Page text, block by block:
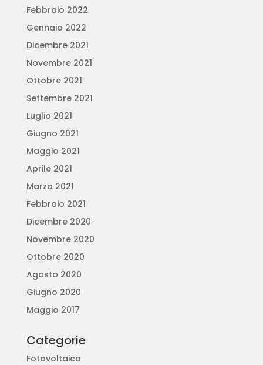
Febbraio 2022
Gennaio 2022
Dicembre 2021
Novembre 2021
Ottobre 2021
Settembre 2021
Luglio 2021
Giugno 2021
Maggio 2021
Aprile 2021
Marzo 2021
Febbraio 2021
Dicembre 2020
Novembre 2020
Ottobre 2020
Agosto 2020
Giugno 2020
Maggio 2017
Categorie
Fotovoltaico